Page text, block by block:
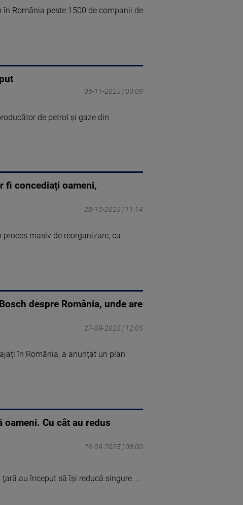
în România peste 1500 de companii de
06-11-2025 | 09:09
de petrol şi gaze din
fi concediați oameni,
28-10-2025 | 11:14
masiv de reorganizare, ca
despre România, unde are
27-09-2025 | 12:05
în România, a anunțat un plan
Cu cât au redus
26-09-2025 | 08:00
au început să îşi reducă singure ...